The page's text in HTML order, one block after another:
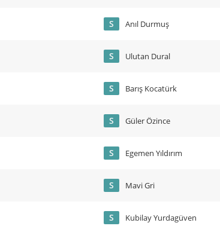
S Anıl Durmuş
S Ulutan Dural
S Barış Kocatürk
S Güler Özince
S Egemen Yıldırım
S Mavi Gri
S Kubilay Yurdagüven